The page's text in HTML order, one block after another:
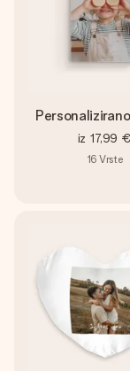
iz 17,99 €
16 Vrste